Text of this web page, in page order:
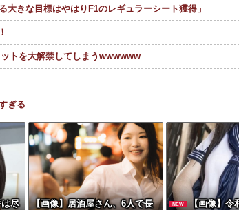
アカネの回胴でっかいどう #04【「スマスロ とあ
きな目標はやはりF1のレギュラーシート獲得」
トを大解禁してしまうwwwwww
ぎる
スに当て逃げされる車載。
るウクライナ。
パン飽き飽き」断水なお３万戸超
チプレス持ち上げる姿披露
尽
【画像】居酒屋さん、6人で長
NEW
【画像】令